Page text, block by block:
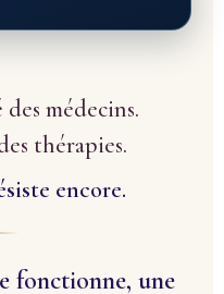
médecins.
thérapies.
encore.
fonctionne, une